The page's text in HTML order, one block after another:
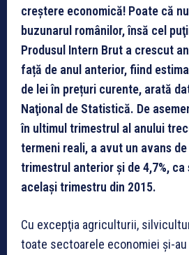
creştere economică! Poate că
buzunarul românilor, însă cel
Produsul Intern Brut a crescut
față de anul anterior, fiind
de lei în prețuri curente, arată
Naţional de Statistică. De
în ultimul trimestrul al anului
termeni reali, a avut un avans
trimestrul anterior și de 4,7%,
același trimestru din 2015.
Cu excepţia agriculturii,
toate sectoarele economiei și-